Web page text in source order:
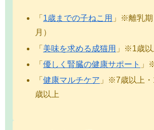
「 1歳までの子ねこ用 」※離乳
月）
「 美味を求める成猫用 」※1歳以
「優しく腎臓の健康サポート 」
「健康マルチケア 」※7歳以上
歳以上